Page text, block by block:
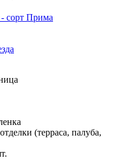
(терраса, палуба,